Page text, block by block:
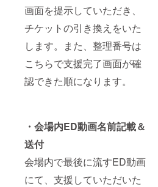
画面を提示していただき、
チケットの引き換えをいた
します。また、整理番号は
こちらで支援完了画面が確
認できた順になります。
・会場内ED動画名前記載＆
送付
会場内で最後に流すED動画
にて、支援していただいた